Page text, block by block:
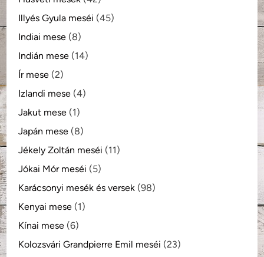
Illyés Gyula meséi (45)
Indiai mese (8)
Indián mese (14)
Ír mese (2)
Izlandi mese (4)
Jakut mese (1)
Japán mese (8)
Jékely Zoltán meséi (11)
Jókai Mór meséi (5)
Karácsonyi mesék és versek (98)
Kenyai mese (1)
Kínai mese (6)
Kolozsvári Grandpierre Emil meséi (23)